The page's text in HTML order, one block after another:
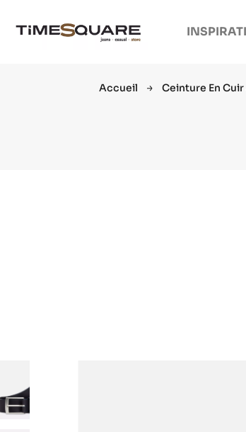
Accueil Ceinture En